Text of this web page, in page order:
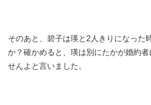
そのあと、碧子は瑛と2人きりになった
か？確かめると、瑛は別にたかが婚約者
せんよと言いました。